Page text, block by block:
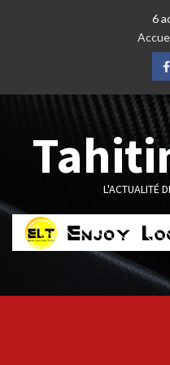
6
L'ACTUALITÉ